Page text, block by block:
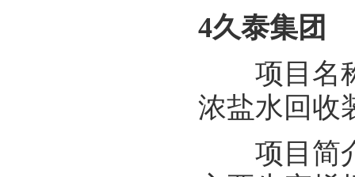
4久泰集团
项目名称
浓盐水回收
项目简介